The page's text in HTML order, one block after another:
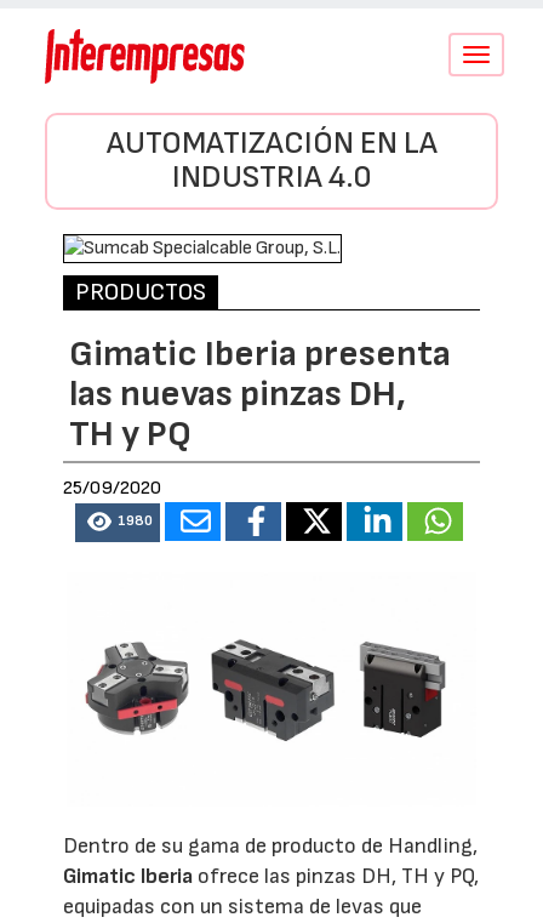
Conmutar
AUTOMATIZACIÓN EN LA
INDUSTRIA 4.0
PRODUCTOS
Gimatic Iberia presenta
las nuevas pinzas DH,
TH y PQ
25/09/2020
1980
Dentro de su gama de producto de Handling,
Gimatic Iberia ofrece las pinzas DH, TH y PQ,
equipadas con un sistema de levas que